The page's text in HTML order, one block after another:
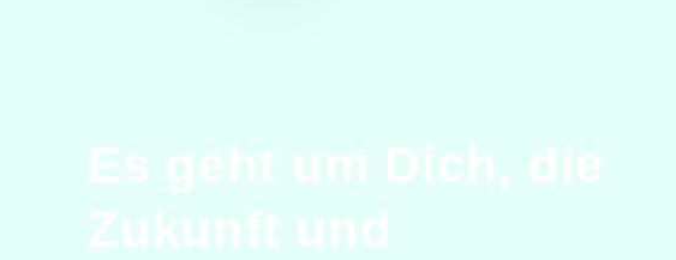
Es geht um Dich, die
Zukunft und